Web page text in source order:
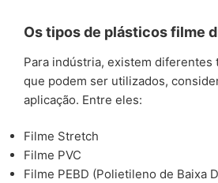
Os tipos de plásticos filme
Para indústria, existem diferentes
que podem ser utilizados,
aplicação. Entre eles:
Filme Stretch
Filme PVC
Filme PEBD (Polietileno de Baixa